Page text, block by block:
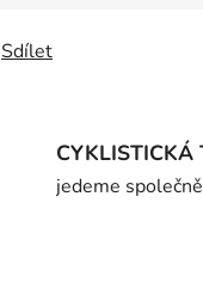
Sdílet
CYKLISTICKÁ
jedeme